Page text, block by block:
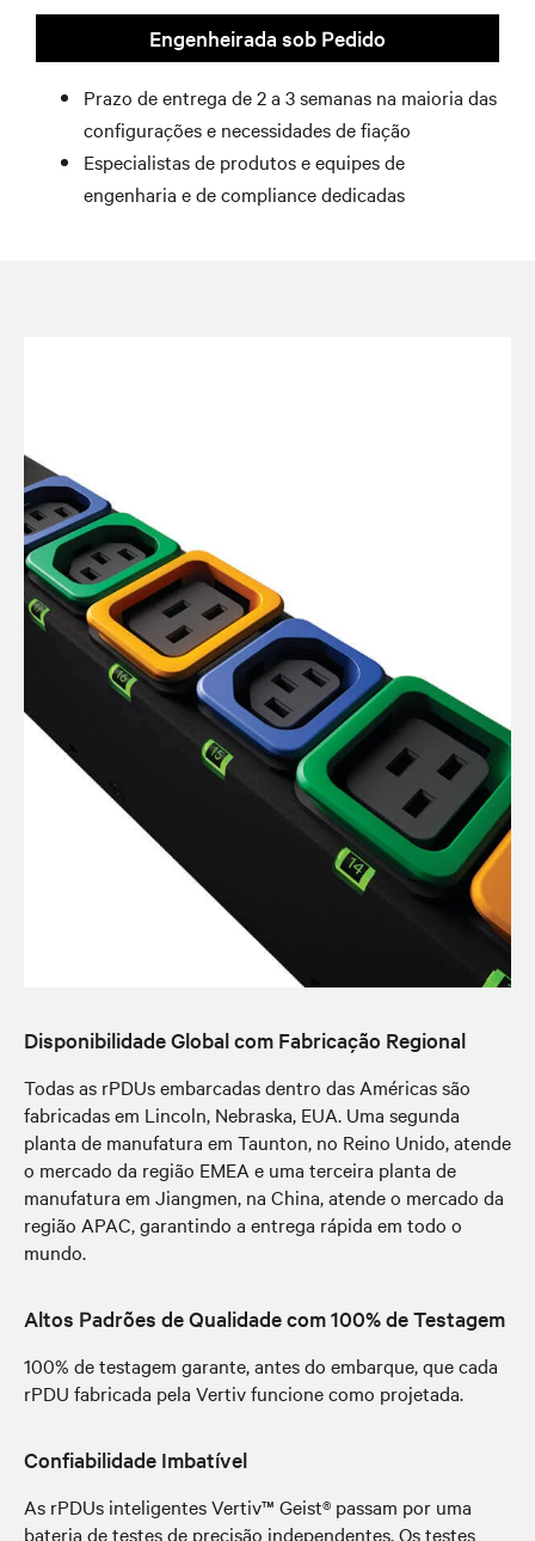
Engenheirada sob Pedido
Prazo de entrega de 2 a 3 semanas na maioria das
configurações e necessidades de fiação
Especialistas de produtos e equipes de
engenharia e de compliance dedicadas
Disponibilidade Global com Fabricação Regional
Todas as rPDUs embarcadas dentro das Américas são
fabricadas em Lincoln, Nebraska, EUA. Uma segunda
planta de manufatura em Taunton, no Reino Unido, atende
o mercado da região EMEA e uma terceira planta de
manufatura em Jiangmen, na China, atende o mercado da
região APAC, garantindo a entrega rápida em todo o
mundo.
Altos Padrões de Qualidade com 100% de Testagem
100% de testagem garante, antes do embarque, que cada
rPDU fabricada pela Vertiv funcione como projetada.
Confiabilidade Imbatível
As rPDUs inteligentes Vertiv™ Geist® passam por uma
bateria de testes de precisão independentes. Os testes